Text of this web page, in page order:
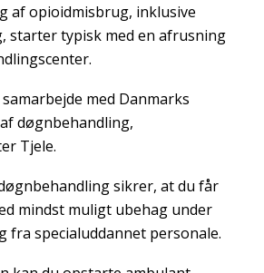
af opioidmisbrug, inklusive
starter typisk med en afrusning
med Danmarks
døgnbehandling,
Tjele.
sikrer, at du får
mindst muligt ubehag under
fra specialuddannet personale.